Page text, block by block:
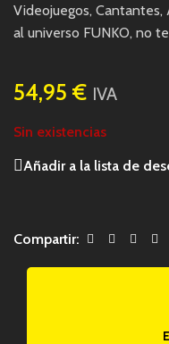
Videojuegos, Cantantes,
al universo FUNKO, no
54,95 € IVA
Sin existencias
Añadir a la lista de
Compartir: